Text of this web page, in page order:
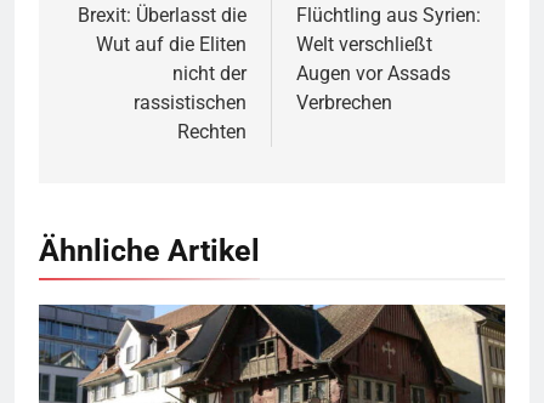
Brexit: Überlasst die
Wut auf die Eliten
nicht der
rassistischen
Rechten
Flüchtling aus Syrien:
Welt verschließt
Augen vor Assads
Verbrechen
Ähnliche Artikel
Rotes Haus, Dornbirn,Quelle© Böhringer FriedrichCC BY-SA 2.5
Wikimedia Commons